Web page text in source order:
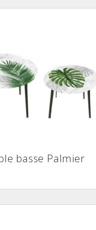
basse Palmier